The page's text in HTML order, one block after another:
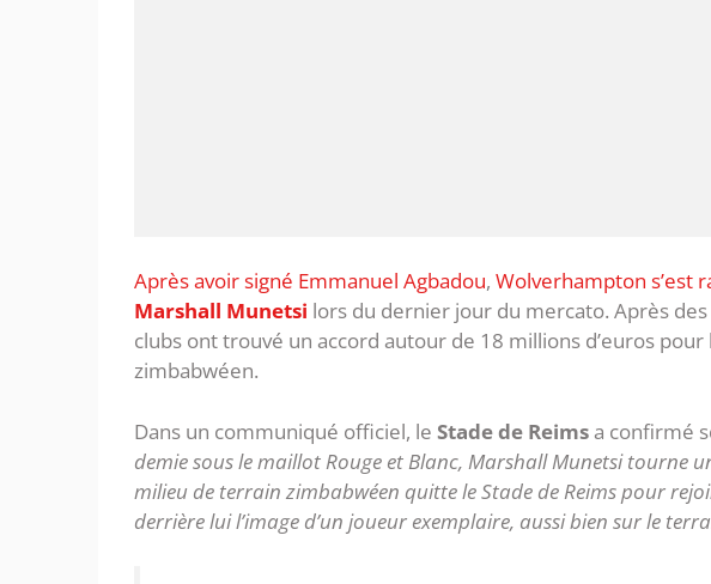
Après avoir signé Emmanuel Agbadou, Wolverhampton s’est
Marshall Munetsi lors du dernier jour du mercato. Après
clubs ont trouvé un accord autour de 18 millions d’euros
zimbabwéen.
Dans un communiqué officiel, le Stade de Reimsa confirmé
demie sous le maillot Rouge et Blanc, Marshall Munetsi tourne
milieu de terrain zimbabwéen quitte le Stade de Reims pour
derrière lui l’image d’un joueur exemplaire, aussi bien sur le